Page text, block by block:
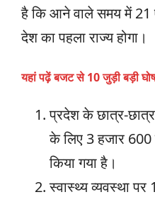
है कि आने वाले समय में 21
देश का पहला राज्य होगा।
यहां पढ़ें बजट से 10 जुड़ी बड़ी
प्रदेश के छात्र-
के लिए 3 हजार
किया गया है।
स्वास्थ्य व्यवस्था